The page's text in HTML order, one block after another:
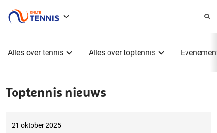
Alles over tennis Alles over toptennis
Toptennis nieuws
21 oktober 2025